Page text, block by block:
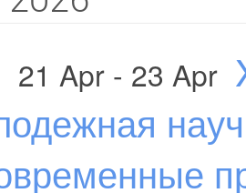
21 Apr - 23 Apr